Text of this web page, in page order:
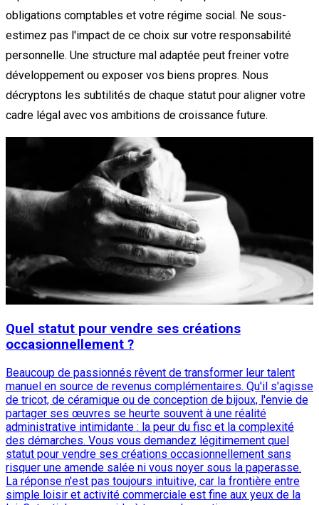
obligations comptables et votre régime social. Ne sous-
estimez pas l'impact de ce choix sur votre responsabilité
personnelle. Une structure mal adaptée peut freiner votre
développement ou exposer vos biens propres. Nous
décryptons les subtilités de chaque statut pour aligner votre
cadre légal avec vos ambitions de croissance future.
Quel statut pour vendre ses créations
occasionnellement ?
Beaucoup de passionnés rêvent de transformer leur talent
manuel en source de revenus complémentaires. Qu'il s'agisse
de tricot, de céramique ou de conception de bijoux, l'envie de
partager ses œuvres se heurte souvent à une réalité
administrative intimidante : la peur du fisc et la complexité
des démarches. Vous vous demandez légitimement quel
statut pour vendre ses créations occasionnellement sans
risquer une amende salée ni vous noyer sous la paperasse.
La réponse n'est pas toujours intuitive, car la frontière entre
simple loisir et activité commerciale est fine aux yeux de la